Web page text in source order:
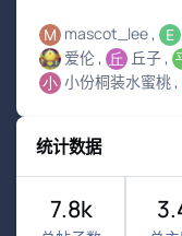
mascot_lee
爱伦
丘子
小份桐装水蜜桃
统计数据
7.8k